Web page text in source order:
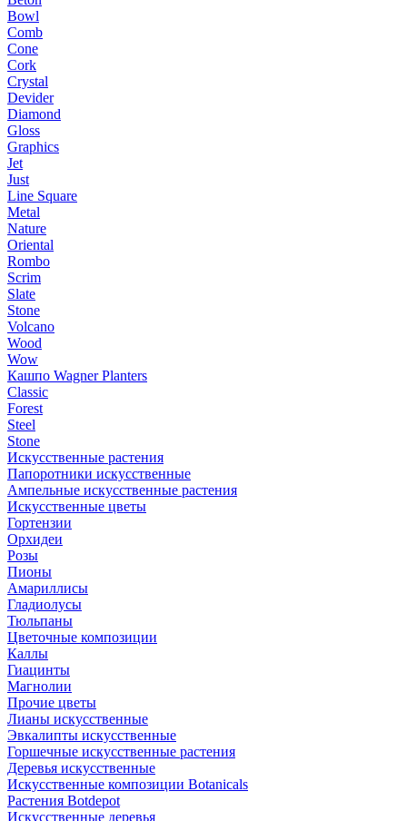
Bowl
Comb
Cone
Cork
Crystal
Devider
Diamond
Gloss
Graphics
Jet
Just
Line Square
Metal
Nature
Oriental
Rombo
Scrim
Slate
Stone
Volcano
Wood
Wow
Кашпо Wagner Planters
Classic
Forest
Steel
Stone
Искусственные растения
Папоротники искусственные
Ампельные искусственные растения
Искусственные цветы
Гортензии
Орхидеи
Розы
Пионы
Амариллисы
Гладиолусы
Тюльпаны
Цветочные композиции
Каллы
Гиацинты
Магнолии
Прочие цветы
Лианы искусственные
Эвкалипты искусственные
Горшечные искусственные растения
Деревья искусственные
Искусственные композиции Botanicals
Растения Botdepot
Искусственные деревья